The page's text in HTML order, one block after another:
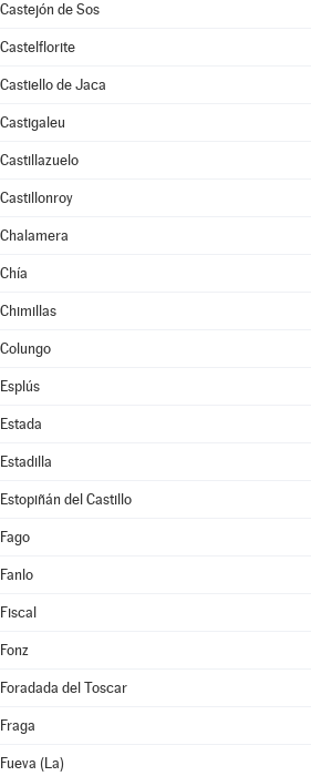
Castejón de Sos
Castelflorite
Castiello de Jaca
Castigaleu
Castillazuelo
Castillonroy
Chalamera
Chía
Chimillas
Colungo
Esplús
Estada
Estadilla
Estopiñán del Castillo
Fago
Fanlo
Fiscal
Fonz
Foradada del Toscar
Fraga
Fueva (La)